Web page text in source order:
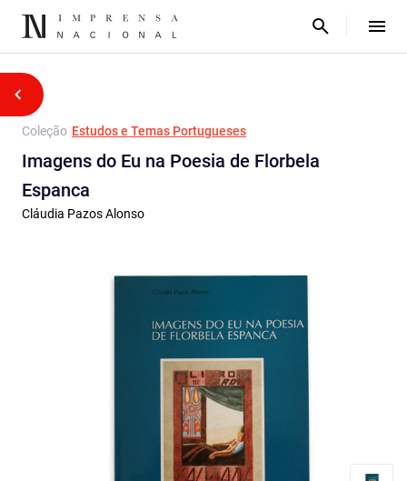
Coleção Estudos e Temas Portugueses
Imagens do Eu na Poesia de Florbela
Espanca
Cláudia Pazos Alonso